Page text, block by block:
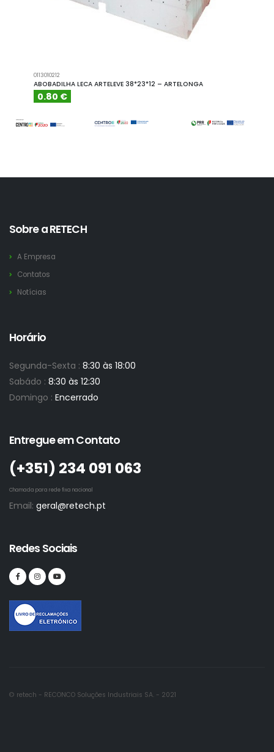
0113010212
ABOBADILHA LECA ARTELEVE 38*23*12 – ARTELONGA
0.80 €
Sobre a RETECH
A Empresa
Contatos
Notícias
Horário
Segunda-Sexta : 8:30 às 18:00
Sabádo : 8:30 às 12:30
Domingo : Encerrado
Entregue em Contato
(+351)­ 234 091 063
Chamada para rede fixa nacional
Email: geral@retech.pt
Redes Sociais
© retech - RECONCO Soluções Industriais SA. - 2021